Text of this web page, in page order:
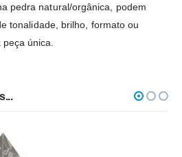
pedra natural/orgânica, podem
tonalidade, brilho, formato ou
única.